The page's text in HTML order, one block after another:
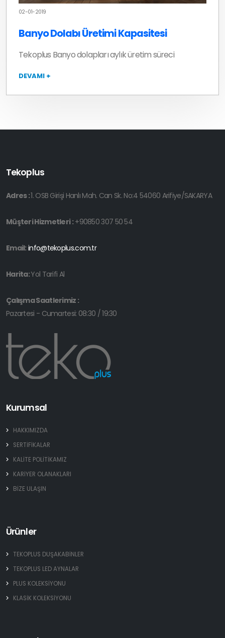
02-01-2019
Banyo Dolabı Üretimi Kapasitesi
Tekoplus Banyo dolapları aylık üretim süreci
DEVAMI +
Tekoplus
Adres :1. OSB Girişi Hanlı Mah. Can Sk. No:4 54060 Arifiye/SAKARYA
Müşteri Hizmetleri : +90850 307 50 54
Email: info@tekoplus.com.tr
Harita:Yol Tarifi Al
Çalışma Saatlerimiz :
Pazartesi - Cumartesi: 08:30 / 19:30
Kurumsal
HAKKIMIZDA
SERTİFİKALAR
KALİTE POLİTİKAMIZ
KARİYER OLANAKLARI
BİZE ULAŞIN
Ürünler
TEKOPLUS DUŞAKABİNLER
TEKOPLUS LED AYNALAR
PLUS KOLEKSİYONU
KLASİK KOLEKSİYONU